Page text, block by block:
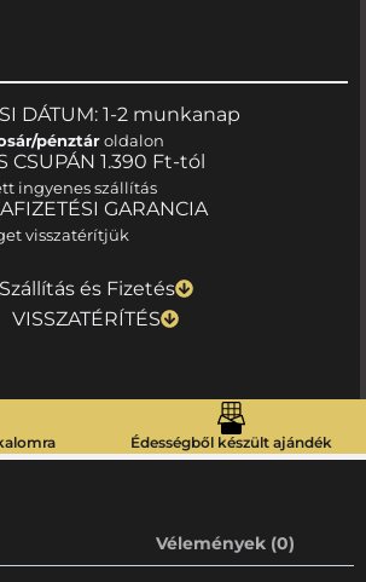
DÁTUM: 1-2 munkanap
pénztároldalon
CSUPÁN 1.390 Ft-tól
ingyenes szállítás
GARANCIA
visszatérítjük
Szállítás és Fizetés
VISSZATÉRÍTÉS
Édességből készült ajándék
Vélemények (0)